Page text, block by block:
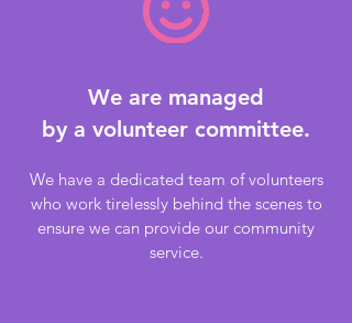
We are managed
by a volunteer committee.
We have a dedicated team of volunteers
who work tirelessly behind the scenes to
ensure we can provide our community
service.